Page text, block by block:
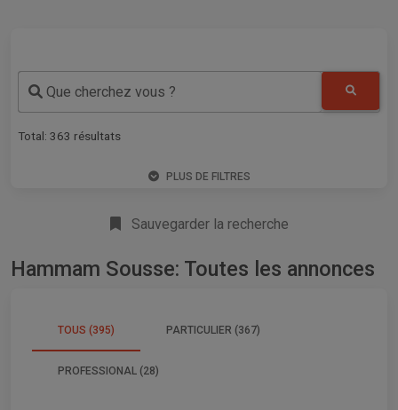
Que cherchez vous ?
Total: 363 résultats
PLUS DE FILTRES
Sauvegarder la recherche
Hammam Sousse: Toutes les annonces
TOUS (395) PARTICULIER (367)
PROFESSIONAL (28)